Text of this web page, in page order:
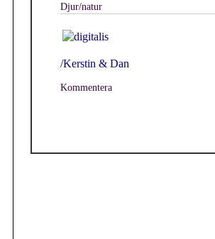
Djur/natur
/Kerstin & Dan
Kommentera